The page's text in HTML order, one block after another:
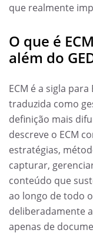
que realmente
O que é
além do
ECM é a sigla
traduzida como
definição mais
descreve o ECM
estratégias,
capturar,
conteúdo que
ao longo de todo
deliberadamente
apenas de